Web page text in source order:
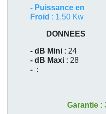
- Puissance en
Froid : 1,50 Kw
DONNEES
- dB Mini : 24
- dB Maxi : 28
- :
Garantie :